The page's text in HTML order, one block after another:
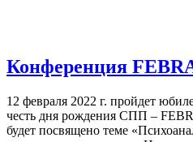
Конференция
12 февраля 2022 г. пройдет
честь дня рождения СПП –
будет посвящено теме